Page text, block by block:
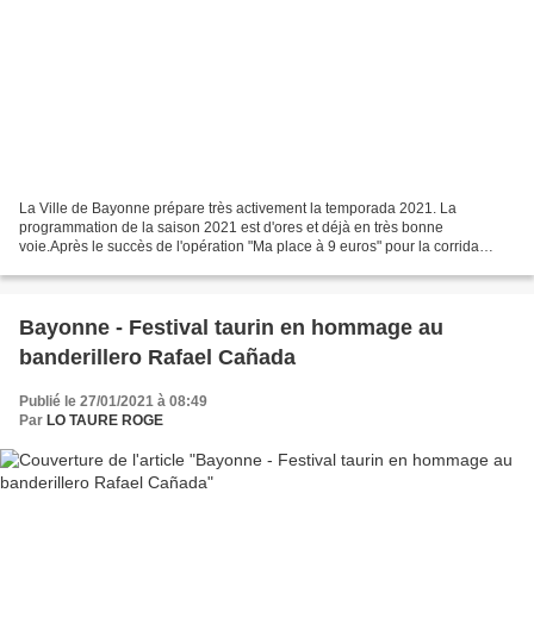
La Ville de Bayonne prépare très activement la temporada 2021. La
programmation de la saison 2021 est d'ores et déjà en très bonne
voie.Après le succès de l'opération "Ma place à 9 euros" pour la corrida
Bayonne - Festival taurin en hommage au
banderillero Rafael Cañada
Publié le 27/01/2021 à 08:49
Par LO TAURE ROGE